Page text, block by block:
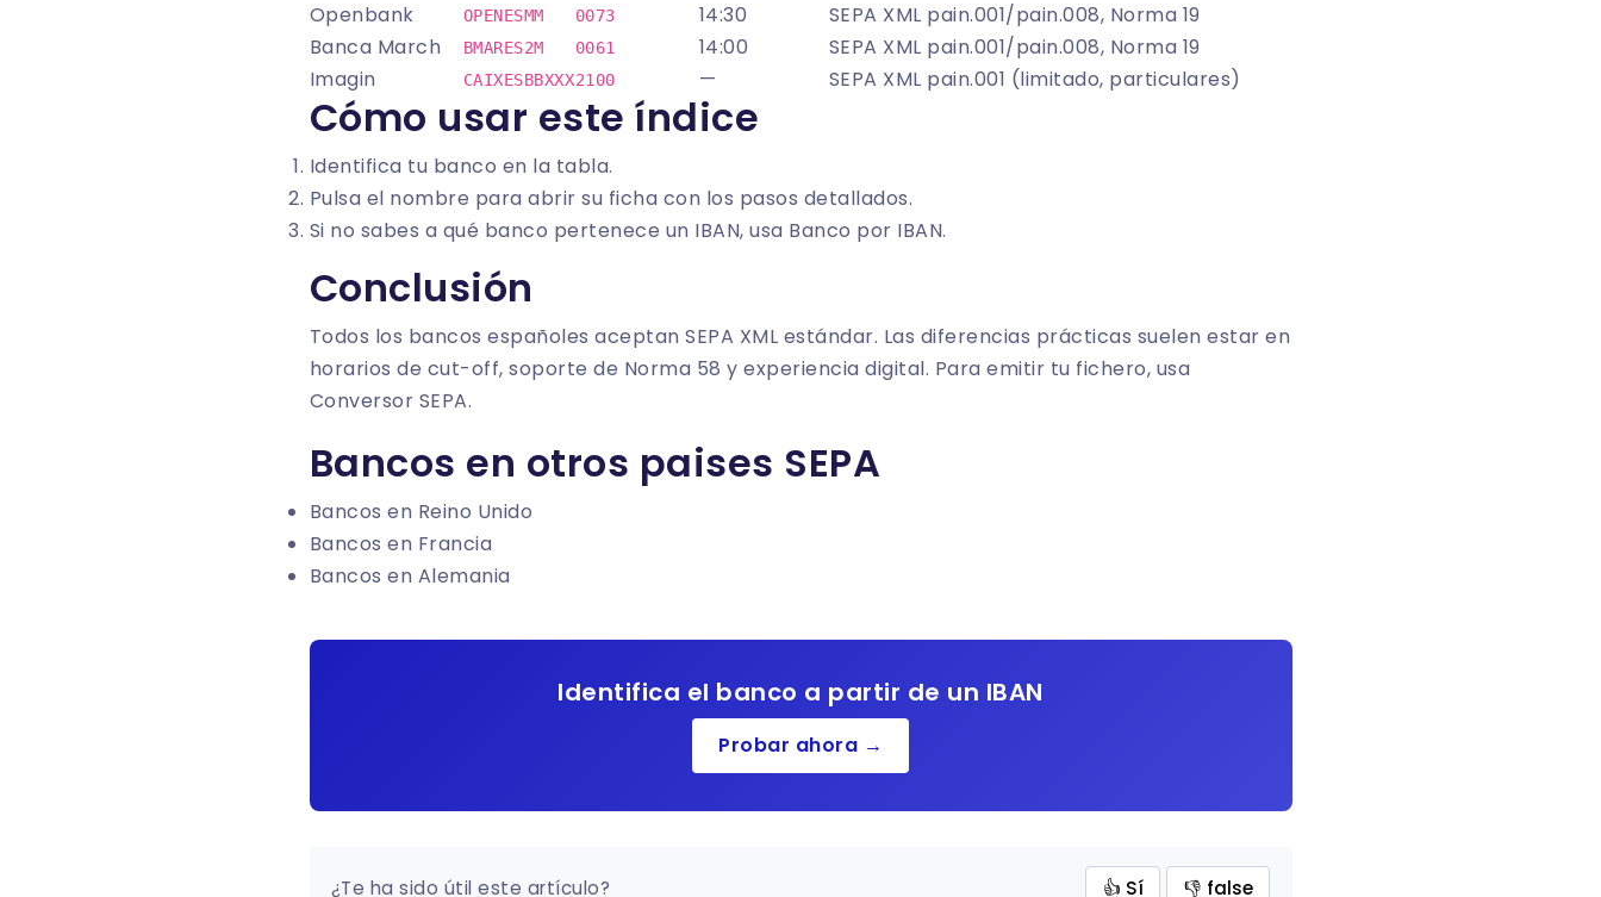
Openbank
OPENESMM 0073 14:30
SEPA XML pain.001/pain.008, Norma 19
Banca March
BMARES2M 0061 14:00
SEPA XML pain.001/pain.008, Norma 19
Imagin
CAIXESBBXXX2100 — SEPA XML pain.001 (limitado, particulares)
Cómo usar este índice
Identifica tu banco en la tabla.
Pulsa el nombre para abrir su ficha con los pasos detallados.
Si no sabes a qué banco pertenece un IBAN, usa Banco por IBAN.
Conclusión
Todos los bancos españoles aceptan SEPA XML estándar. Las diferencias prácticas suelen estar en
horarios de cut-off, soporte de Norma 58 y experiencia digital. Para emitir tu fichero, usa
Conversor SEPA.
Bancos en otros paises SEPA
Bancos en Reino Unido
Bancos en Francia
Bancos en Alemania
Identifica el banco a partir de un IBAN
Probar ahora →
¿Te ha sido útil este artículo? 👍 Sí 👎 false